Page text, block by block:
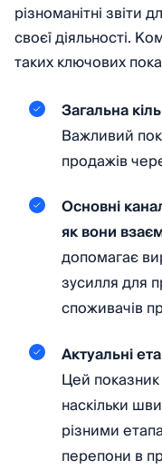
різноманітні звіти
своєї діяльності.
таких ключових
Загальна
Важливий
продажів
Основні
як вони
допомагає
зусилля для
споживачів
Актуальні
Цей
наскільки
різними
перепони в